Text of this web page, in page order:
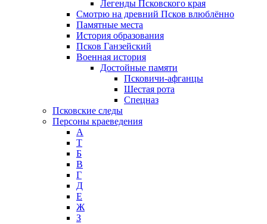
Легенды Псковского края
Смотрю на древний Псков влюблённо
Памятные места
История образования
Псков Ганзейский
Военная история
Достойные памяти
Псковичи-афганцы
Шестая рота
Спецназ
Псковские следы
Персоны краеведения
А
T
Б
В
Г
Д
Е
Ж
З